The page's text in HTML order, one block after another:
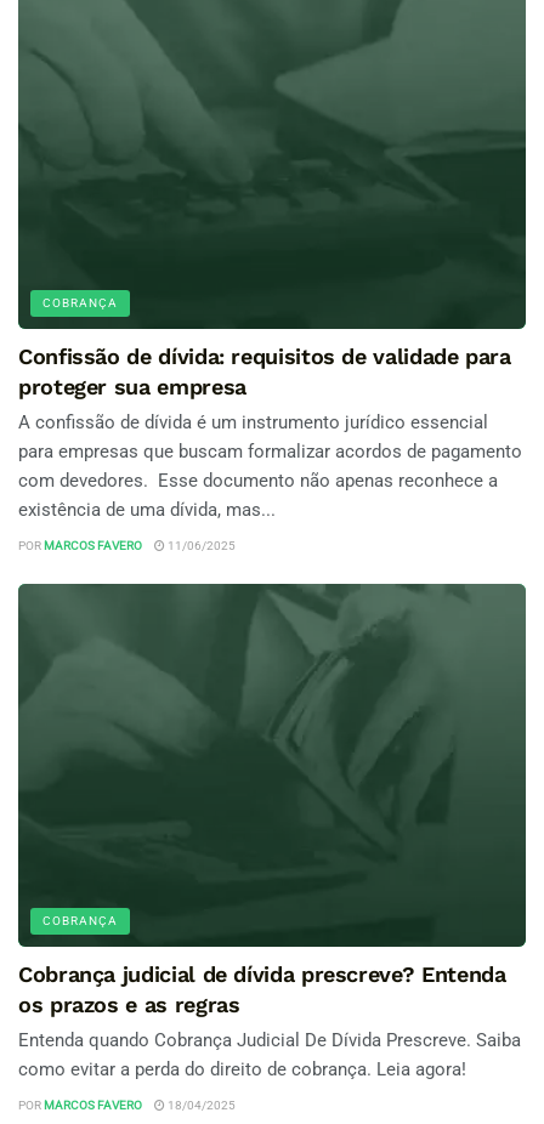
COBRANÇA
Confissão de dívida: requisitos de validade para
proteger sua empresa
A confissão de dívida é um instrumento jurídico essencial
para empresas que buscam formalizar acordos de pagamento
com devedores. Esse documento não apenas reconhece a
existência de uma dívida, mas...
POR MARCOS FAVERO 11/06/2025
COBRANÇA
Cobrança judicial de dívida prescreve? Entenda
os prazos e as regras
Entenda quando Cobrança Judicial De Dívida Prescreve. Saiba
como evitar a perda do direito de cobrança. Leia agora!
POR MARCOS FAVERO 18/04/2025